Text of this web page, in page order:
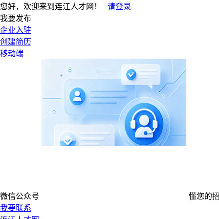
您好，欢迎来到连江人才网！
请登录
我要发布
企业入驻
创建简历
移动端
微信公众号
懂您的
我要联系